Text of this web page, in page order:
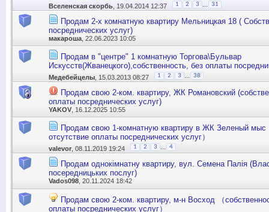
Вселенская скорбь , 19.04.2014 12:37 1 2 3 31
Продам 2-х комнатную квартиру Мельницкая 18 (
посреднических услуг)
макароша , 22.06.2023 10:05
Продам в "центре" 1 комнатную Торгова\Бульвар
Искусств(Жванецкого),собственность, без оплаты
Медебейцелы , 15.03.2013 08:27 1 2 3 38
Продам свою 2-ком. квартиру, ЖК Романовский
оплаты посреднических услуг)
YAKOV , 16.12.2025 10:55
Продам свою 1-комнатную квартиру в ЖК Зеленый мыс
отсутствие оплаты посреднических услуг）
valevor , 08.11.2019 19:24 1 2 3 4
Продам однокімнатну квартиру, вул. Семена Палія
посередницьких послуг)
Vados098 , 20.11.2024 18:42
Продам свою 2-ком. квартиру, м-н Восход （
оплаты посреднических услуг）